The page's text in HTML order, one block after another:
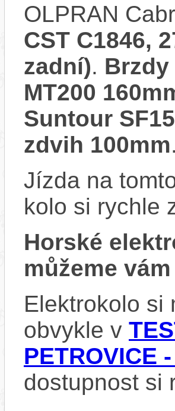
OLPRAN
CST C1846,
zadní).
MT200
Suntour
zdvih 100mm.
Jízda na
kolo si rychle
Horské
můžeme
Elektrokolo si
obvykle v
PETROVICE
dostupnost si